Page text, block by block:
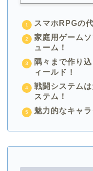
スマホRPGの
家庭用ゲーム
ューム！
隅々まで作り
ィールド！
戦闘システム
ステム！
魅力的なキャ